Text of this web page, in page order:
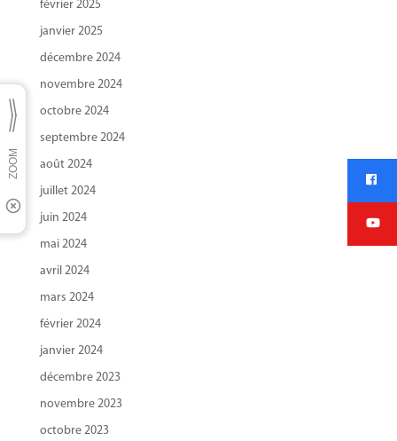
février 2025
janvier 2025
décembre 2024
novembre 2024
octobre 2024
septembre 2024
août 2024
juillet 2024
juin 2024
mai 2024
avril 2024
mars 2024
février 2024
janvier 2024
décembre 2023
novembre 2023
octobre 2023